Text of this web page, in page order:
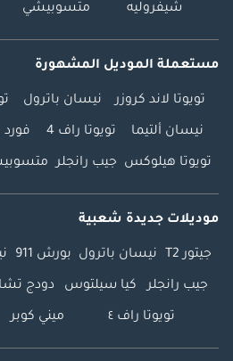
شيفروليه متسوبيشي
مستعملة الموديل المشهورة
تويوتا لاند كروزر نيسان باترول
نيسان ألتيما تويوتا راف 4
تويوتا هيلوكس جيب رانجلر
موديلات جديدة شعبية
جيتور T2 نيسان باترول بورش 911
جيب رانجلر كيا سيلتوس دودج
تويوتا راف ٤ ميني كوبر